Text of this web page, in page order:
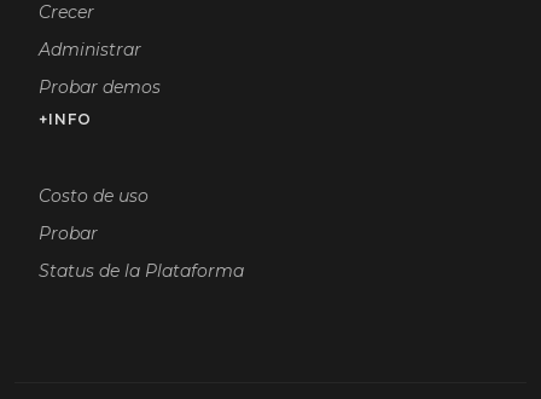
Crecer
Administrar
Probar demos
+INFO
Costo de uso
Probar
Status de la Plataforma